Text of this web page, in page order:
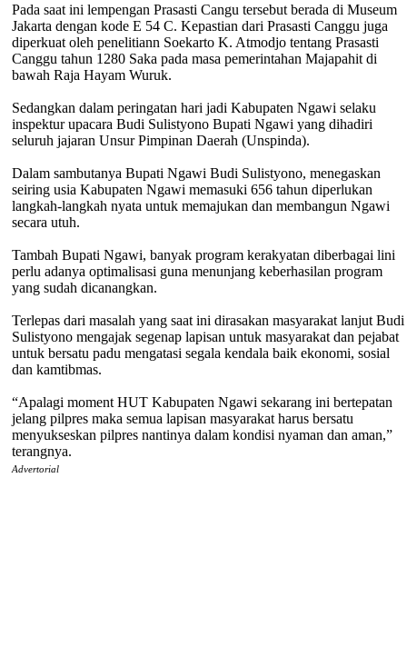
Pada saat ini lempengan Prasasti Cangu tersebut berada di Museum
Jakarta dengan kode E 54 C. Kepastian dari Prasasti Canggu juga
diperkuat oleh penelitiann Soekarto K. Atmodjo tentang Prasasti
Canggu tahun 1280 Saka pada masa pemerintahan Majapahit di
bawah Raja Hayam Wuruk.
Sedangkan dalam peringatan hari jadi Kabupaten Ngawi selaku
inspektur upacara Budi Sulistyono Bupati Ngawi yang dihadiri
seluruh jajaran Unsur Pimpinan Daerah (Unspinda).
Dalam sambutanya Bupati Ngawi Budi Sulistyono, menegaskan
seiring usia Kabupaten Ngawi memasuki 656 tahun diperlukan
langkah-langkah nyata untuk memajukan dan membangun Ngawi
secara utuh.
Tambah Bupati Ngawi, banyak program kerakyatan diberbagai lini
perlu adanya optimalisasi guna menunjang keberhasilan program
yang sudah dicanangkan.
Terlepas dari masalah yang saat ini dirasakan masyarakat lanjut Budi
Sulistyono mengajak segenap lapisan untuk masyarakat dan pejabat
untuk bersatu padu mengatasi segala kendala baik ekonomi, sosial
dan kamtibmas.
“Apalagi moment HUT Kabupaten Ngawi sekarang ini bertepatan
jelang pilpres maka semua lapisan masyarakat harus bersatu
menyukseskan pilpres nantinya dalam kondisi nyaman dan aman,”
terangnya.
Advertorial